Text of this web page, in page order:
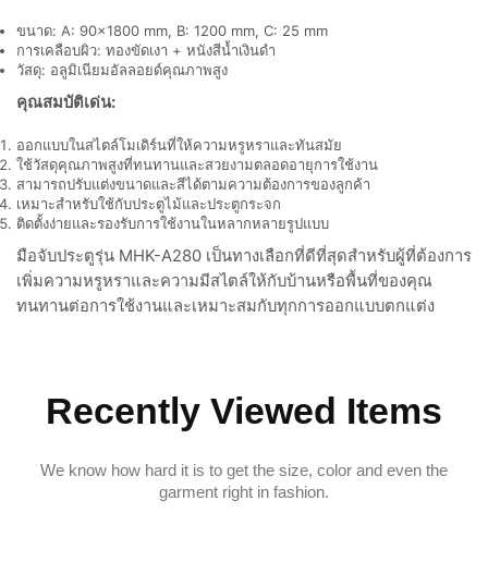
ขนาด: A: 90×1800 mm, B: 1200 mm, C: 25 mm
การเคลือบผิว: ทองขัดเงา + หนังสีน้ำเงินดำ
วัสดุ: อลูมิเนียมอัลลอยด์คุณภาพสูง
คุณสมบัติเด่น:
ออกแบบในสไตล์โมเดิร์นที่ให้ความหรูหราและทันสมัย
ใช้วัสดุคุณภาพสูงที่ทนทานและสวยงามตลอดอายุการใช้งาน
สามารถปรับแต่งขนาดและสีได้ตามความต้องการของลูกค้า
เหมาะสำหรับใช้กับประตูไม้และประตูกระจก
ติดตั้งง่ายและรองรับการใช้งานในหลากหลายรูปแบบ
มือจับประตูรุ่น MHK-A280 เป็นทางเลือกที่ดีที่สุดสำหรับผู้ที่ต้องการ
เพิ่มความหรูหราและความมีสไตล์ให้กับบ้านหรือพื้นที่ของคุณ
ทนทานต่อการใช้งานและเหมาะสมกับทุกการออกแบบตกแต่ง
Recently Viewed Items
We know how hard it is to get the size, color and even the
garment right in fashion.